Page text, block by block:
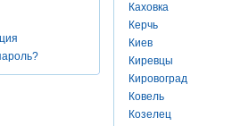
Каховка
Керчь
Киев
Киревцы
Кировоград
Ковель
Козелец